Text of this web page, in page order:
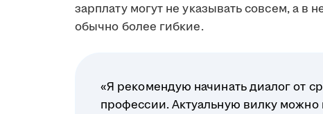
зарплату могут не указывать совсем, а в
обычно более гибкие.
«Я рекомендую начинать диалог от
профессии. Актуальную вилку